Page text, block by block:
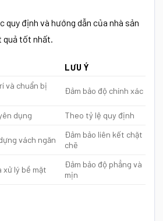
quy định và hướng dẫn của nhà sản
tốt nhất.
LƯU Ý
và chuẩn bị
Đảm bảo độ chính xác
dụng Theo tỷ lệ quy định
vách ngăn
Đảm bảo liên kết chặt
chẽ
xử lý bề mặt
Đảm bảo độ phẳng và
mịn